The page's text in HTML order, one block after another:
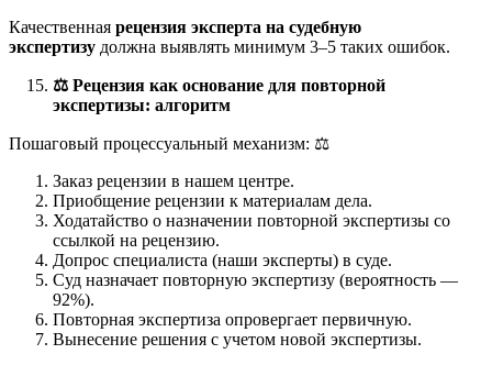
Качественная рецензия эксперта на судебную
экспертизу должна выявлять минимум 3–5 таких ошибок.
⚖️ Рецензия как основание для повторной
экспертизы: алгоритм
Пошаговый процессуальный механизм: ⚖️
Заказ рецензии в нашем центре.
Приобщение рецензии к материалам дела.
Ходатайство о назначении повторной экспертизы со
ссылкой на рецензию.
Допрос специалиста (наши эксперты) в суде.
Суд назначает повторную экспертизу (вероятность —
92%).
Повторная экспертиза опровергает первичную.
Вынесение решения с учетом новой экспертизы.